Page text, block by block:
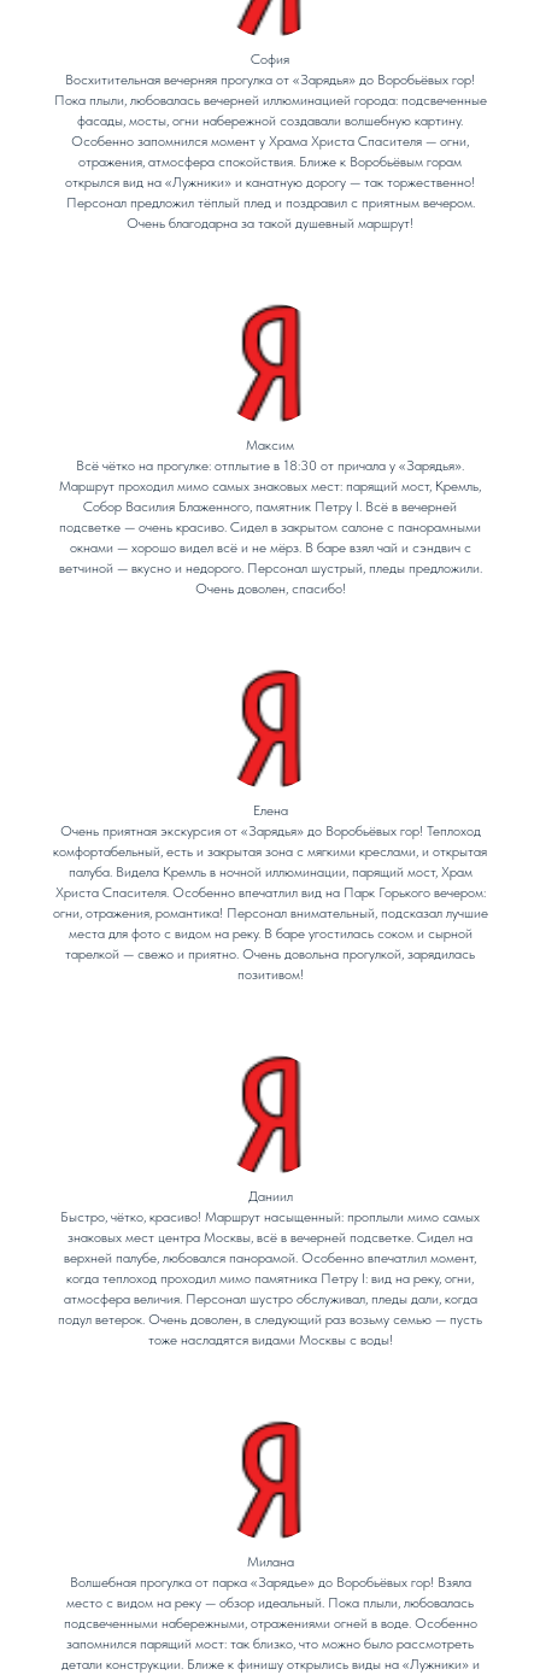
София
Восхитительная вечерняя прогулка от «Зарядья» до Воробьёвых гор!
Пока плыли, любовалась вечерней иллюминацией города: подсвеченные
фасады, мосты, огни набережной создавали волшебную картину.
Особенно запомнился момент у Храма Христа Спасителя — огни,
отражения, атмосфера спокойствия. Ближе к Воробьёвым горам
открылся вид на «Лужники» и канатную дорогу — так торжественно!
Персонал предложил тёплый плед и поздравил с приятным вечером.
Очень благодарна за такой душевный маршрут!
Максим
Всё чётко на прогулке: отплытие в 18:30 от причала у «Зарядья».
Маршрут проходил мимо самых знаковых мест: парящий мост, Кремль,
Собор Василия Блаженного, памятник Петру I. Всё в вечерней
подсветке — очень красиво. Сидел в закрытом салоне с панорамными
окнами — хорошо видел всё и не мёрз. В баре взял чай и сэндвич с
ветчиной — вкусно и недорого. Персонал шустрый, пледы предложили.
Очень доволен, спасибо!
Елена
Очень приятная экскурсия от «Зарядья» до Воробьёвых гор! Теплоход
комфортабельный, есть и закрытая зона с мягкими креслами, и открытая
палуба. Видела Кремль в ночной иллюминации, парящий мост, Храм
Христа Спасителя. Особенно впечатлил вид на Парк Горького вечером:
огни, отражения, романтика! Персонал внимательный, подсказал лучшие
места для фото с видом на реку. В баре угостилась соком и сырной
тарелкой — свежо и приятно. Очень довольна прогулкой, зарядилась
позитивом!
Даниил
Быстро, чётко, красиво! Маршрут насыщенный: проплыли мимо самых
знаковых мест центра Москвы, всё в вечерней подсветке. Сидел на
верхней палубе, любовался панорамой. Особенно впечатлил момент,
когда теплоход проходил мимо памятника Петру I: вид на реку, огни,
атмосфера величия. Персонал шустро обслуживал, пледы дали, когда
подул ветерок. Очень доволен, в следующий раз возьму семью — пусть
тоже насладятся видами Москвы с воды!
Милана
Волшебная прогулка от парка «Зарядье» до Воробьёвых гор! Взяла
место с видом на реку — обзор идеальный. Пока плыли, любовалась
подсвеченными набережными, отражениями огней в воде. Особенно
запомнился парящий мост: так близко, что можно было рассмотреть
детали конструкции. Ближе к финишу открылись виды на «Лужники» и